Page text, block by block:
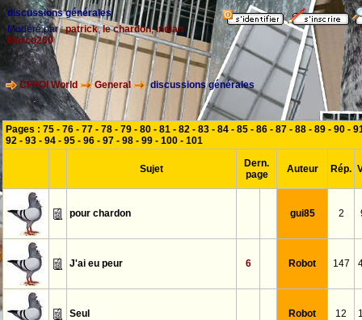
discussions générales
Modéré par :patrick,le chardon,indian,
Marco260
CFPOI World General discussions générales
Pages : 75 - 76 - 77 - 78 - 79 - 80 - 81 - 82 - 83 - 84 - 85 - 86 - 87 - 88 - 89 - 90 -
92 - 93 - 94 - 95 - 96 - 97 - 98 - 99 - 100 - 101
Sujet
Dern.
page
Auteur Rép.
pour chardon gui85 2
J'ai eu peur 6 Robot 147
Seul Robot 12